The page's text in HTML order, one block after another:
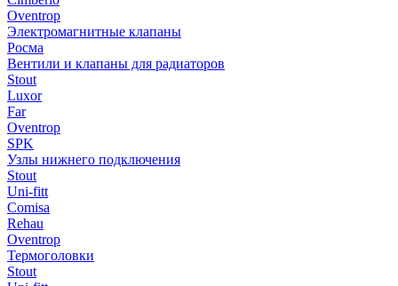
Oventrop
Электромагнитные клапаны
Росма
Вентили и клапаны для радиаторов
Stout
Luxor
Far
Oventrop
SPK
Узлы нижнего подключения
Stout
Uni-fitt
Comisa
Rehau
Oventrop
Термоголовки
Stout